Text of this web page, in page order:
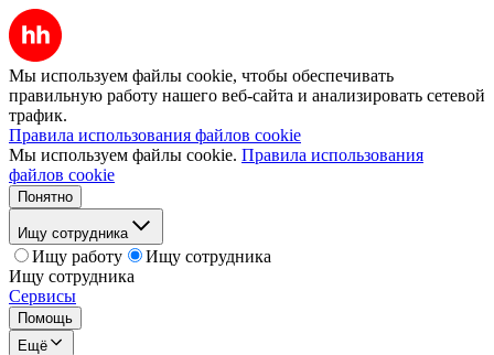
Мы используем файлы cookie, чтобы обеспечивать
правильную работу нашего веб-сайта и анализировать сетевой
трафик.
Правила использования файлов cookie
Мы используем файлы cookie. Правила использования
файлов cookie
Понятно
Ищу сотрудника
Ищу работу
Ищу сотрудника
Ищу сотрудника
Сервисы
Помощь
Ещё